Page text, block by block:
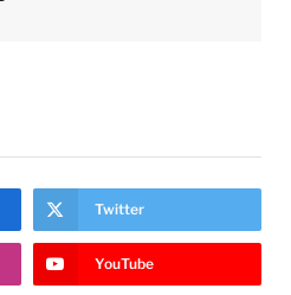
Twitter
YouTube